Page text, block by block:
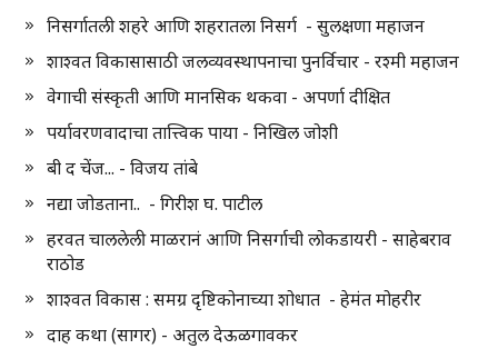
निसर्गातली शहरे आणि शहरातला निसर्ग - सुलक्षणा महाजन
शाश्वत विकासासाठी जलव्यवस्थापनाचा पुनर्विचार - रश्मी महाजन
वेगाची संस्कृती आणि मानसिक थकवा - अपर्णा दीक्षित
पर्यावरणवादाचा तात्त्विक पाया - निखिल जोशी
बी द चेंज... - विजय तांबे
नद्या जोडताना.. - गिरीश घ. पाटील
हरवत चाललेली माळरानं आणि निसर्गाची लोकडायरी - साहेबराव
राठोड
शाश्वत विकास : समग्र दृष्टिकोनाच्या शोधात - हेमंत मोहरीर
दाह कथा (सागर) - अतुल देऊळगावकर